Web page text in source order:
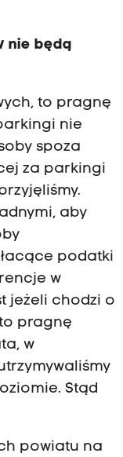
nie będą
to pragnę
nie
spoza
za parkingi
aby
podatki
w
jeżeli chodzi o
pragnę
w
Stąd
powiatu na